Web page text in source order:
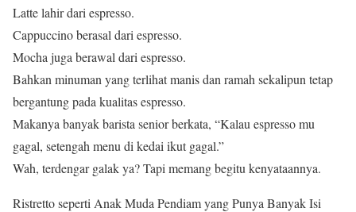
Latte lahir dari espresso.
Cappuccino berasal dari espresso.
Mocha juga berawal dari espresso.
Bahkan minuman yang terlihat manis dan ramah sekalipun tetap
bergantung pada kualitas espresso.
Makanya banyak barista senior berkata, “Kalau espresso mu
gagal, setengah menu di kedai ikut gagal.”
Wah, terdengar galak ya? Tapi memang begitu kenyataannya.
Ristretto seperti Anak Muda Pendiam yang Punya Banyak Isi